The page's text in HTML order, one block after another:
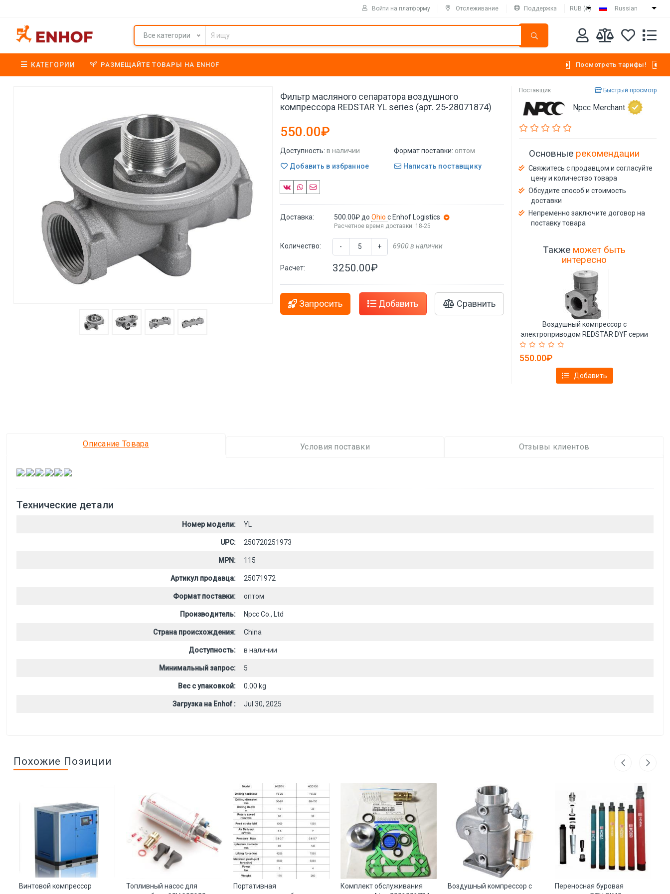
Войти на платформу Отслеживание Поддержка RUB (₽) Russian
Все категории
КАТЕГОРИИ РАЗМЕЩАЙТЕ ТОВАРЫ НА ENHOF Посмотреть тарифы!
Фильтр масляного сепаратора воздушного
компрессора REDSTAR YL series (арт. 25-28071874)
550.00₽
Доступность: в наличии Формат поставки: оптом
Добавить в избранное
Написать поставщику
Доставка: 500.00₽ доOhioс Enhof Logistics
Расчетное время доставки: 18-25
Количество: - + 6900 в наличии
Расчет: 3250.00₽
Запросить Добавить Сравнить
Поставщик Быстрый просмотр
Npcc Merchant
Основные рекомендации
Свяжитесь с продавцом и согласуйте
цену и количество товара
Обсудите способ и стоимость
доставки
Непременно заключите договор на
поставку товара
Также может быть
интересно
Воздушный компрессор с
электроприводом REDSTAR DYF серии
клапан отсечки масла (арт. 25-
550.00₽
Добавить
Описание Товара Условия поставки Отзывы клиентов
, , , , ,
Технические детали
Номер модели: YL
UPC: 250720251973
MPN: 115
Артикул продавца: 25071972
Формат поставки: оптом
Производитель: Npcc Co., Ltd
Страна происхождения: China
Доступность: в наличии
Минимальный запрос: 5
Вес с упаковкой: 0.00 kg
Загрузка на Enhof : Jul 30, 2025
Похожие Позиции
Винтовой компрессор
Топливный насос для
Портативная
Комплект обслуживания
Воздушный компрессор с
Переносная буровая